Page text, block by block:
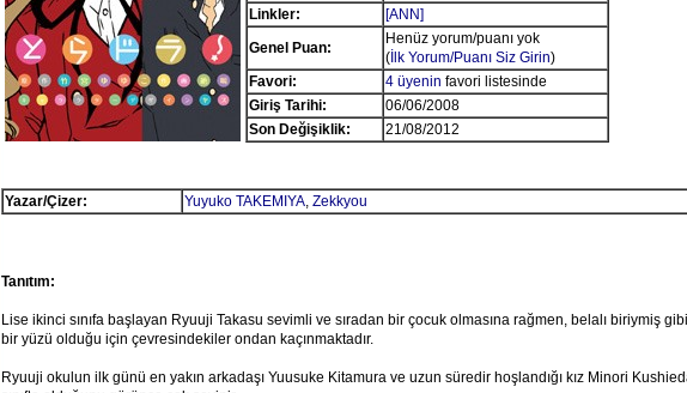
Linkler:
[ANN]
Genel Puan:
Henüz yorum/puanı yok
(İlk Yorum/Puanı Siz Girin)
Favori:
4 üyenin favori listesinde
Giriş Tarihi:
06/06/2008
Son Değişiklik:
21/08/2012
Yazar/Çizer: Yuyuko TAKEMIYA, Zekkyou
Tanıtım:
Lise ikinci sınıfa başlayan Ryuuji Takasu sevimli ve sıradan bir çocuk olmasına rağmen, belalı biriymiş
bir yüzü olduğu için çevresindekiler ondan kaçınmaktadır.
Ryuuji okulun ilk günü en yakın arkadaşı Yuusuke Kitamura ve uzun süredir hoşlandığı kız Minori